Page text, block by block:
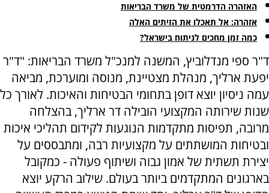
האזהרה הדרמטית של משרד הבריאות
אזהרה: אל תאכלו את הזיתים האלה
כמה זמן מחכים לניתוח בישראל?
ד"ר ספי מנדלוביץ, המשנה למנכ"ל משרד הבריאות: "ד"ר
יפעת ארליך, מנהלת מצטיינת, מנוסה ומוערכת, מביאה
עמה ניסיון יוצא דופן בתחומי הבטיחות והאיכות. לאורך כל
שנות שירותה המקצועי הובילה דר ארליך, בהצלחה
מרובה, תפיסות מתקדמות הנוגעות לקידום תהליכי איכות
ובטיחות המושתתים על מקצועיות רבה, ומתבססים על
יצירת תשתית של אמון גבוה ושיתוף פעולה - כמקובל
בארגונים המתקדמים ביותר בעולם. שילוב הרקע יוצא